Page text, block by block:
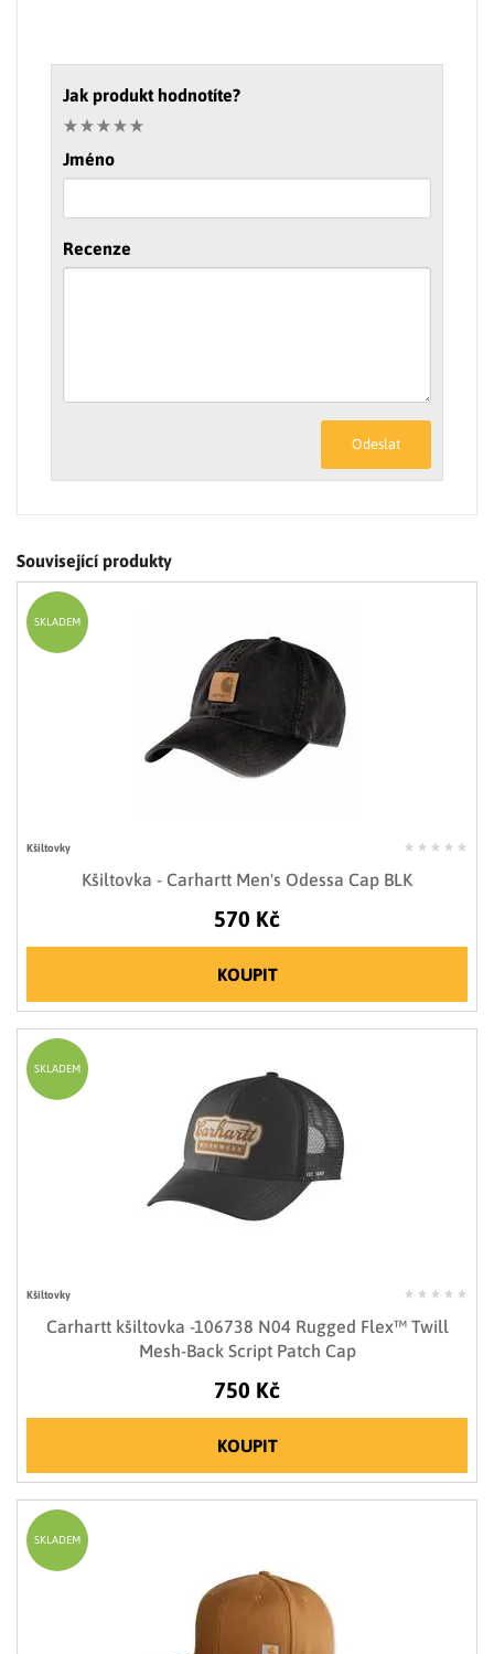
Jak produkt hodnotíte?
Jméno
Recenze
Odeslat
Související produkty
Kšiltovky
Kšiltovka - Carhartt Men's Odessa Cap BLK
570 Kč
KOUPIT
SKLADEM
Kšiltovky
Carhartt kšiltovka -106738 N04 Rugged Flex™ Twill
Mesh-Back Script Patch Cap
750 Kč
KOUPIT
SKLADEM
SKLADEM